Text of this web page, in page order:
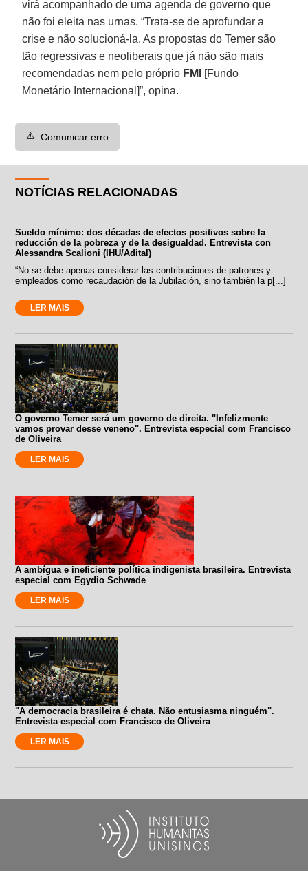
virá acompanhado de uma agenda de governo que
não foi eleita nas urnas. “Trata-se de aprofundar a
crise e não solucioná-la. As propostas do Temer são
tão regressivas e neoliberais que já não são mais
recomendadas nem pelo próprio FMI
[Fundo
Monetário Internacional]”, opina.
⚠️ Comunicar erro
NOTÍCIAS RELACIONADAS
Sueldo mínimo: dos décadas de efectos positivos sobre la
reducción de la pobreza y de la desigualdad. Entrevista con
Alessandra Scalioni (IHU/Adital)
“No se debe apenas considerar las contribuciones de patrones y
empleados como recaudación de la Jubilación, sino también la p[...]
LER MAIS
O governo Temer será um governo de direita. "Infelizmente
vamos provar desse veneno". Entrevista especial com Francisco
de Oliveira
LER MAIS
A ambígua e ineficiente política indigenista brasileira. Entrevista
especial com Egydio Schwade
LER MAIS
"A democracia brasileira é chata. Não entusiasma ninguém".
Entrevista especial com Francisco de Oliveira
LER MAIS